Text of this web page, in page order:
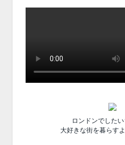
ロンドンでした
大好きな街を暮らす